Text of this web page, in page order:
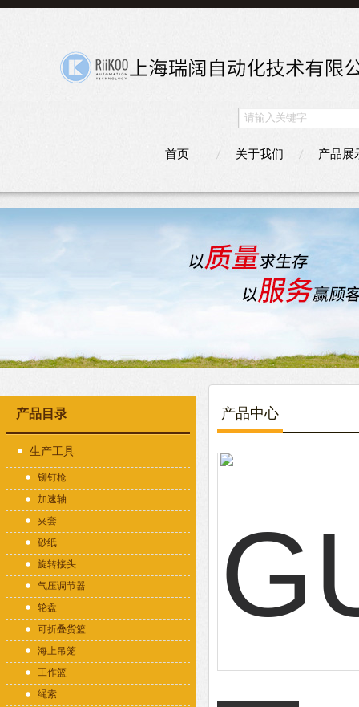
首页 关于我们 产品展
产品目录
生产工具
铆钉枪
加速轴
夹套
砂纸
旋转接头
气压调节器
轮盘
可折叠货篮
海上吊笼
工作篮
绳索
产品中心